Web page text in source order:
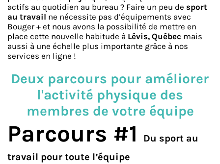
actifs au quotidien au bureau ? Faire un peu de sport
au travail ne nécessite pas d’équipements avec
Bouger + et nous avons la possibilité de mettre en
place cette nouvelle habitude à Lévis, Québec mais
aussi à une échelle plus importante grâce à nos
services en ligne !
​Deux parcours pour améliorer
l'activité physique ​des
membres de votre équipe
Parcours #1
Du sport au
travail pour toute l’équipe